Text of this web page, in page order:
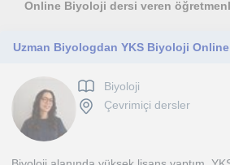
Online Biyoloji dersi veren
Uzman Biyologdan YKS Biyoloji Online
Biyoloji
Çevrimiçi dersler